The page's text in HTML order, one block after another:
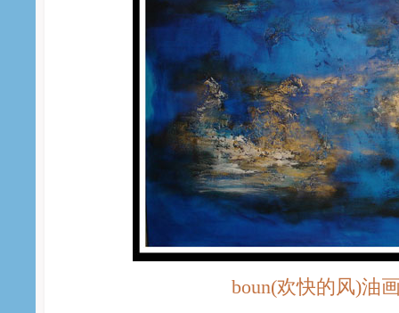
boun(欢快的风)油